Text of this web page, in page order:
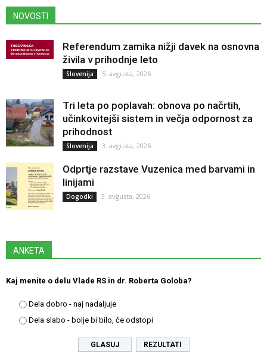
NOVOSTI
Referendum zamika nižji davek na osnovna
živila v prihodnje leto
Slovenija 5. avgusta, 2026
Tri leta po poplavah: obnova po načrtih,
učinkovitejši sistem in večja odpornost za
prihodnost
Slovenija 3. avgusta, 2026
Odprtje razstave Vuzenica med barvami in
linijami
Dogodki 3. avgusta, 2026
ANKETA
Kaj menite o delu Vlade RS in dr. Roberta Goloba?
Dela dobro - naj nadaljuje
Dela slabo - bolje bi bilo, če odstopi
REZULTATI